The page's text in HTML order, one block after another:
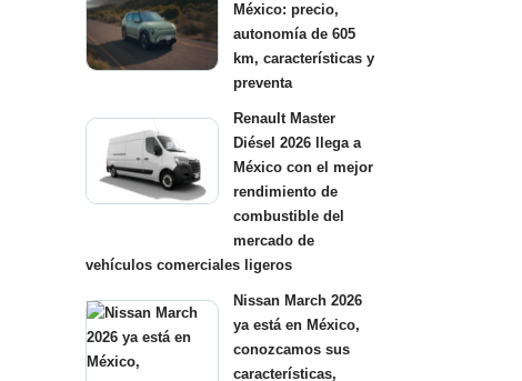
México: precio,
autonomía de 605
km, características y
preventa
Renault Master
Diésel 2026 llega a
México con el mejor
rendimiento de
combustible del
mercado de
vehículos comerciales ligeros
Nissan March 2026
ya está en México,
conozcamos sus
características,